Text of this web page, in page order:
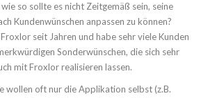
so sollte es nicht Zeitgemäß sein, seine
Kundenwünschen anpassen zu können?
seit Jahren und habe sehr viele Kunden
Sonderwünschen, die sich sehr
mit Froxlor realisieren lassen.
wollen oft nur die Applikation selbst (z.B.